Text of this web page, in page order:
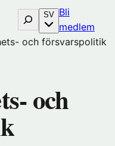
Sök SV Bli
medlem
i
och försvarspolitik
och